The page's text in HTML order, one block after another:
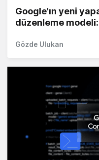
Google'ın yeni
düzenleme
Gözde Ulukan